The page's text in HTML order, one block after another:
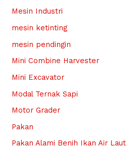
Mesin Industri
mesin ketinting
mesin pendingin
Mini Combine Harvester
Mini Excavator
Modal Ternak Sapi
Motor Grader
Pakan
Pakan Alami Benih Ikan Air Laut